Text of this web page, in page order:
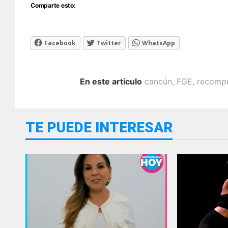
Comparte esto:
Facebook Twitter WhatsApp
En este artículo cancún, FGE,
TE PUEDE INTERESAR